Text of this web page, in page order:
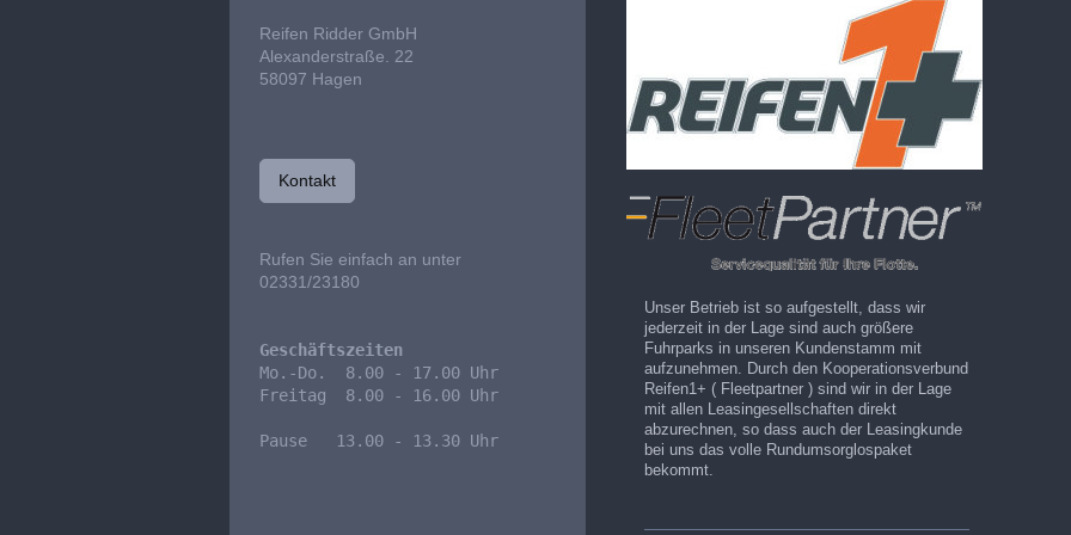
Unser Betrieb ist so aufgestellt, dass wir
jederzeit in der Lage sind auch größere
Fuhrparks in unseren Kundenstamm mit
aufzunehmen. Durch den Kooperationsverbund
Reifen1+ ( Fleetpartner ) sind wir in der Lage
mit allen Leasingesellschaften direkt
abzurechnen, so dass auch der Leasingkunde
bei uns das volle Rundumsorglospaket
bekommt.
Reifen Ridder GmbH
Alexanderstraße. 22
58097 Hagen
Kontakt
Rufen Sie einfach an unter
02331/23180
Geschäftszeiten
Mo.-Do.  8.00 - 17.00 Uhr
Freitag  8.00 - 16.00 Uhr
Pause   13.00 - 13.30 Uhr